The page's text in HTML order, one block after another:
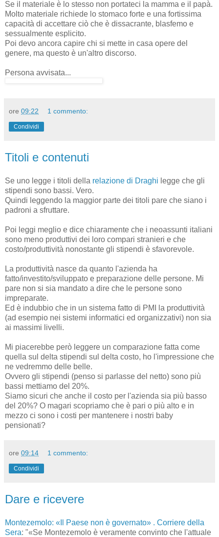
Se il materiale è lo stesso non portateci la mamma e il papà.
Molto materiale richiede lo stomaco forte e una fortissima
capacità di accettare ciò che è dissacrante, blasfemo e
sessualmente esplicito.
Poi devo ancora capire chi si mette in casa opere del
genere, ma questo è un'altro discorso.
Persona avvisata...
ore 09:22 1 commento:
Condividi
Titoli e contenuti
Se uno legge i titoli della relazione di Draghi legge che gli
stipendi sono bassi. Vero.
Quindi leggendo la maggior parte dei titoli pare che siano i
padroni a sfruttare.
Poi leggi meglio e dice chiaramente che i neoassunti italiani
sono meno produttivi dei loro compari stranieri e che
costo/produttività nonostante gli stipendi è sfavorevole.
La produttività nasce da quanto l'azienda ha
fatto/investito/sviluppato e preparazione delle persone. Mi
pare non si sia mandato a dire che le persone sono
impreparate.
Ed è indubbio che in un sistema fatto di PMI la produttività
(ad esempio nei sistemi informatici ed organizzativi) non sia
ai massimi livelli.
Mi piacerebbe però leggere un comparazione fatta come
quella sul delta stipendi sul delta costo, ho l'impressione che
ne vedremmo delle belle.
Ovvero gli stipendi (penso si parlasse del netto) sono più
bassi mettiamo del 20%.
Siamo sicuri che anche il costo per l'azienda sia più basso
del 20%? O magari scopriamo che è pari o più alto e in
mezzo ci sono i costi per mantenere i nostri baby
pensionati?
ore 09:14 1 commento:
Condividi
Dare e ricevere
Montezemolo: «Il Paese non è governato» . Corriere della
Sera: "«Se Montezemolo è veramente convinto che l'attuale